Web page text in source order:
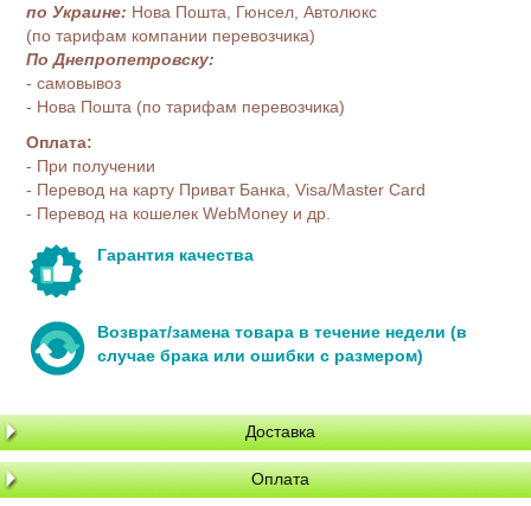
по Украине: Нова Пошта, Гюнсел, Автолюкс
(по тарифам компании перевозчика)
По Днепропетровску:
- самовывоз
- Нова Пошта (по тарифам перевозчика)
Оплата:
- При получении
- Перевод на карту Приват Банка, Visa/Master Card
- Перевод на кошелек WebMoney и др.
Гарантия качества
Возврат/замена товара в течение недели (в
случае брака или ошибки с размером)
Доставка
Оплата